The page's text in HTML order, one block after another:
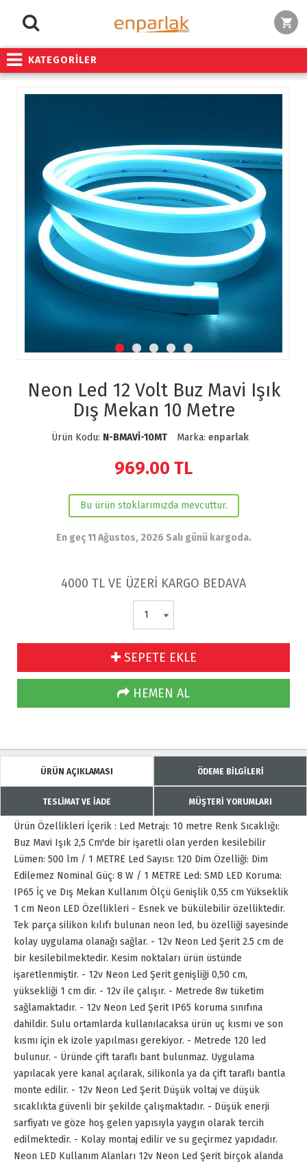
KATEGORİLER
Neon Led 12 Volt Buz Mavi Işık
Dış Mekan 10 Metre
Ürün Kodu: N-BMAVİ-10MT Marka: enparlak
969.00 TL
Bu ürün stoklarımızda mevcuttur.
En geç 11 Ağustos, 2026 Salı günü kargoda.
4000 TL VE ÜZERİ KARGO BEDAVA
SEPETE EKLE
HEMEN AL
ÜRÜN AÇIKLAMASI ÖDEME BİLGİLERİ
TESLİMAT VE İADE MÜŞTERİ YORUMLARI
Ürün Özellikleri İçerik : Led Metrajı: 10 metre Renk Sıcaklığı:
Buz Mavi Işık 2,5 Cm'de bir işaretli olan yerden kesilebilir
Lümen: 500 lm / 1 METRE Led Sayısı: 120 Dim Özelliği: Dim
Edilemez Nominal Güç: 8 W / 1 METRE Led: SMD LED Koruma:
IP65 İç ve Dış Mekan Kullanım Ölçü Genişlik 0,55 cm Yükseklik
1 cm Neon LED Özellikleri - Esnek ve bükülebilir özelliktedir.
Tek parça silikon kılıfı bulunan neon led, bu özelliği sayesinde
kolay uygulama olanağı sağlar. - 12v Neon Led Şerit 2.5 cm de
bir kesilebilmektedir. Kesim noktaları ürün üstünde
işaretlenmiştir. - 12v Neon Led Şerit genişliği 0,50 cm,
yüksekliği 1 cm dir. - 12v ile çalışır. - Metrede 8w tüketim
sağlamaktadır. - 12v Neon Led Şerit IP65 koruma sınıfına
dahildir. Sulu ortamlarda kullanılacaksa ürün uç kısmı ve son
kısmı için ek izole yapılması gerekiyor. - Metrede 120 led
bulunur. - Üründe çift taraflı bant bulunmaz. Uygulama
yapılacak yere kanal açılarak, silikonla ya da çift taraflı bantla
monte edilir. - 12v Neon Led Şerit Düşük voltaj ve düşük
sıcaklıkta güvenli bir şekilde çalışmaktadır. - Düşük enerji
sarfiyatı ve göze hoş gelen yapısıyla yaygın olarak tercih
edilmektedir. - Kolay montaj edilir ve su geçirmez yapıdadır.
Neon LED Kullanım Alanları 12v Neon Led Şerit birçok alanda